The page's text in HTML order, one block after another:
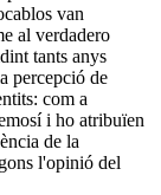
van
al verdadero
tants anys
percepció de
com a
i ho atribuïen
de la
l'opinió del